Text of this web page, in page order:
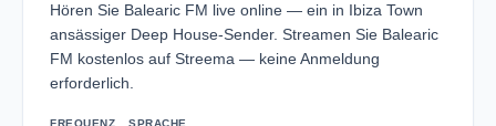
Hören Sie Balearic FM live online — ein in Ibiza Town
ansässiger Deep House-Sender. Streamen Sie Balearic
FM kostenlos auf Streema — keine Anmeldung
erforderlich.
FREQUENZ SPRACHE